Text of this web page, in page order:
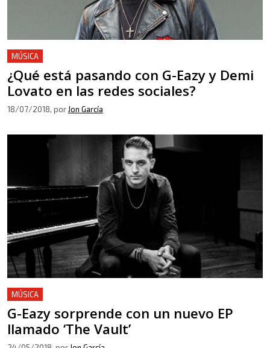
MÚSICA
¿Qué está pasando con G-Eazy y Demi
Lovato en las redes sociales?
18/07/2018, por Jon García
MÚSICA
G-Eazy sorprende con un nuevo EP
llamado ‘The Vault’